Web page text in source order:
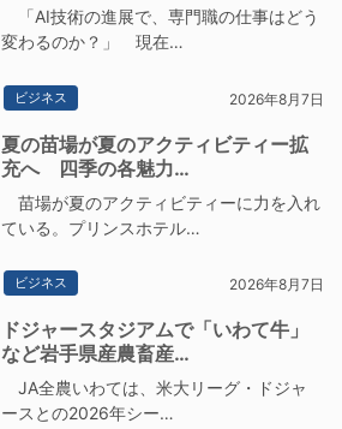
「AI技術の進展で、専門職の仕事はどう
変わるのか？」 現在…
ビジネス 2026年8月7日
夏の苗場が夏のアクティビティー拡
充へ 四季の各魅力…
苗場が夏のアクティビティーに力を入れ
ている。プリンスホテル…
ビジネス 2026年8月7日
ドジャースタジアムで「いわて牛」
など岩手県産農畜産…
JA全農いわては、米大リーグ・ドジャ
ースとの2026年シー…